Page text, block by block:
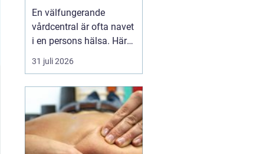
livet
En välfungerande
vårdcentral är ofta navet
i en persons hälsa. Här
får människor hjälp med
allt från förkylningar och
sjukdomar, psykisk
ohälsa och
rehabilitering. I en
växande kommun som
31 juli 2026